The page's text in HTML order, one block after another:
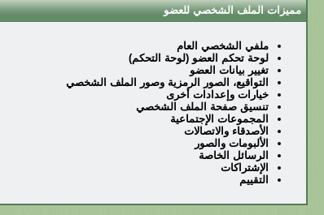
مميزات الملف الشخصي للعضو
ملفي الشخصي العام
لوحة تحكم العضو (لوحة التحكم)
تغيير بيانات العضو
التواقيع، الصور الرمزية وصور الملف الشخصي
خيارات وإعدادات أخرى
تنسيق صفحة الملف الشخصي
المجموعات الإجتماعية
الأصدقاء والاتصالات
الألبومات والصور
الرسائل الخاصة
الإشتراكات
التقييم